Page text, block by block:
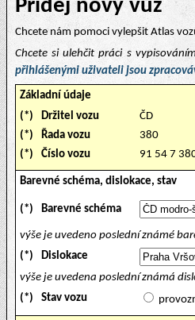
Přidej nový vůz
Chcete nám pomoci vylepšit Atlas
Chcete si ulehčit práci s
přihlášenými uživateli jsou
Základní údaje
(*)
Držitel vozu
ČD
(*)
Řada vozu
380
(*)
Číslo vozu 91 54 7
Barevné schéma, dislokace, stav
(*) Barevné schéma
výše je uvedeno poslední známé
(*)
Dislokace
výše je uvedena poslední známá
(*)
Stav vozu